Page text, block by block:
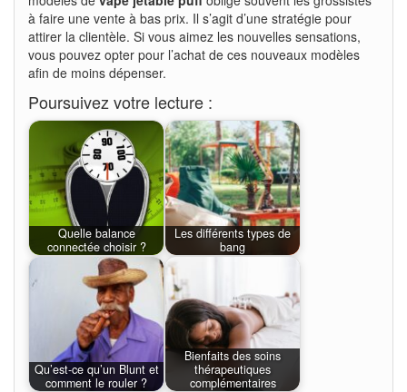
à faire une vente à bas prix. Il s’agit d’une stratégie pour
attirer la clientèle. Si vous aimez les nouvelles sensations,
vous pouvez opter pour l’achat de ces nouveaux modèles
afin de moins dépenser.
Poursuivez votre lecture :
Quelle balance
connectée choisir ?
Les différents types de
bang
Qu’est-ce qu’un Blunt et
comment le rouler ?
Bienfaits des soins
thérapeutiques
complémentaires